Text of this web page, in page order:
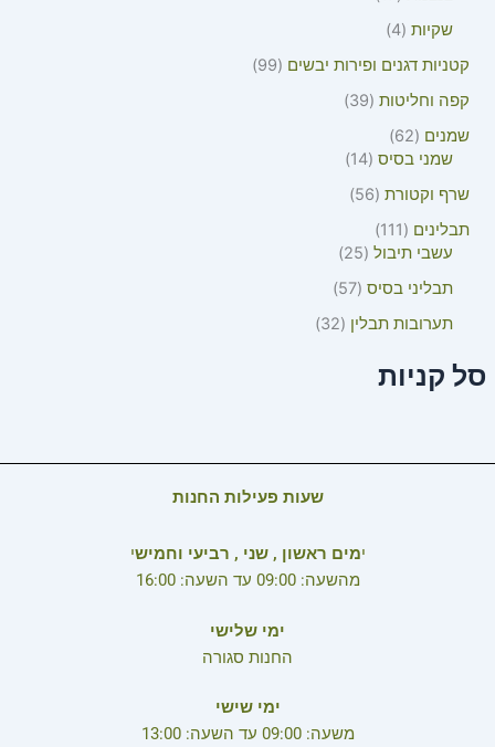
שקיות 4
קטניות דגנים ופירות יבשים
99
קפה וחליטות 39
שמנים
62
שמני בסיס 14
שרף וקטורת 56
תבלינים
111
עשבי תיבול 25
תבליני בסיס 57
תערובות תבלין
32
סל קניות
שעות פעילות החנות
ימים ראשון , שני , רביעי וחמישי
מהשעה: 09:00 עד השעה: 16:00
ימי שלישי
החנות סגורה
ימי שישי
משעה: 09:00 עד השעה: 13:00